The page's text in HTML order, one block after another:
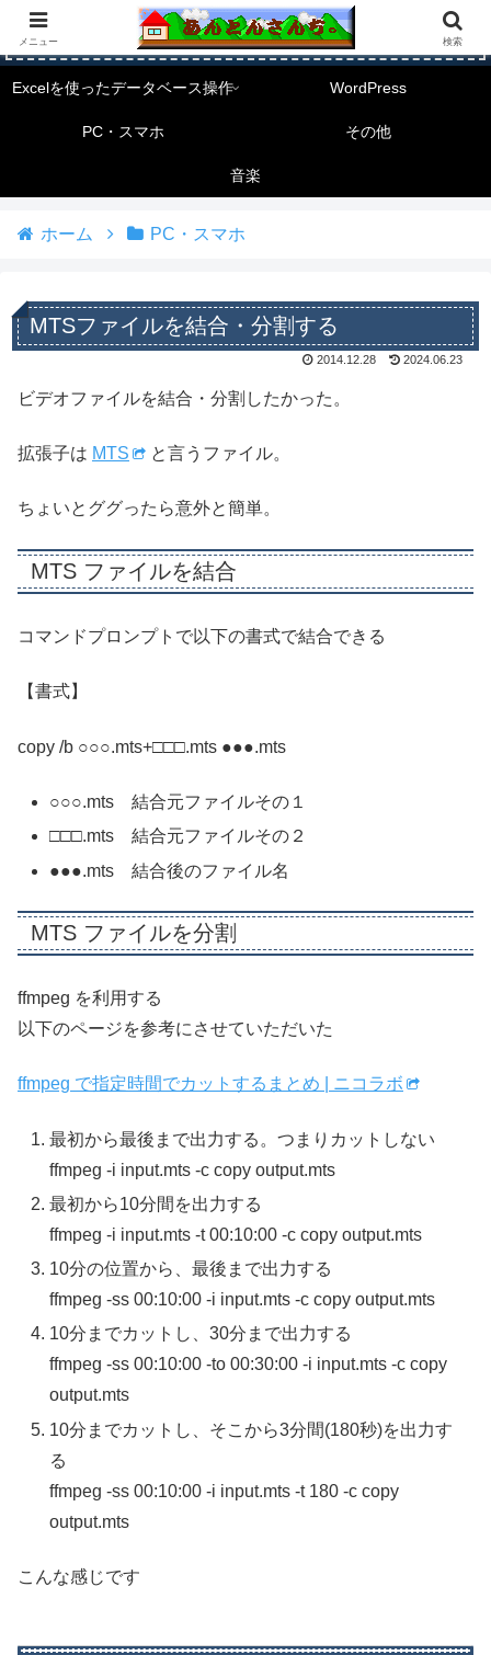
Excelを使ったデータベース操作 WordPress
PC・スマホ その他
音楽
ホーム PC・スマホ
MTSファイルを結合・分割する
2014.12.28 2024.06.23
ビデオファイルを結合・分割したかった。
拡張子は MTS と言うファイル。
ちょいとググったら意外と簡単。
MTS ファイルを結合
コマンドプロンプトで以下の書式で結合できる
【書式】
copy /b ○○○.mts+□□□.mts ●●●.mts
○○○.mts 結合元ファイルその１
□□□.mts 結合元ファイルその２
●●●.mts 結合後のファイル名
MTS ファイルを分割
ffmpeg を利用する
以下のページを参考にさせていただいた
ffmpeg で指定時間でカットするまとめ | ニコラボ
最初から最後まで出力する。つまりカットしない
ffmpeg -i input.mts -c copy output.mts
最初から10分間を出力する
ffmpeg -i input.mts -t 00:10:00 -c copy output.mts
10分の位置から、最後まで出力する
ffmpeg -ss 00:10:00 -i input.mts -c copy output.mts
10分までカットし、30分まで出力する
ffmpeg -ss 00:10:00 -to 00:30:00 -i input.mts -c copy
output.mts
10分までカットし、そこから3分間(180秒)を出力す
る
ffmpeg -ss 00:10:00 -i input.mts -t 180 -c copy
output.mts
こんな感じです
メニュー 検索